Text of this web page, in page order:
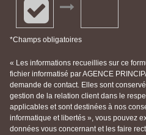
*Champs obligatoires
« Les informations recueillies sur ce
fichier informatisé par AGENCE
demande de contact. Elles sont
gestion de la relation client dans le
applicables et sont destinées à nos
informatique et libertés », vous pouvez
données vous concernant et les faire